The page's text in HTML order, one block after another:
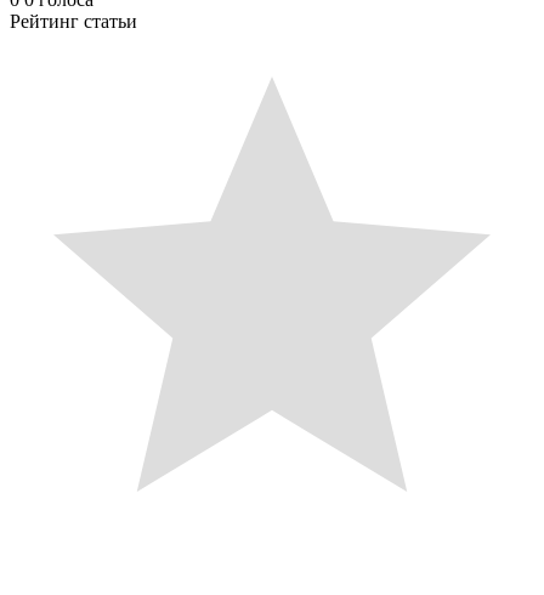
Рейтинг статьи